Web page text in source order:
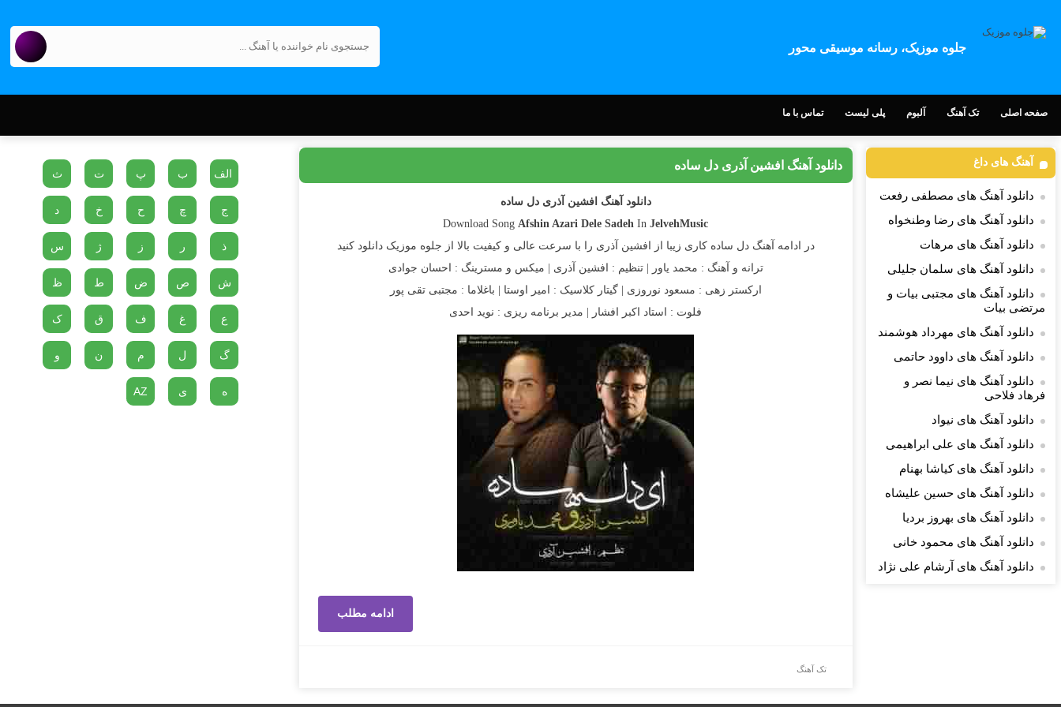
جلوه موزیک، رسانه موسیقی محور
صفحه اصلی تک آهنگ آلبوم پلی لیست تماس با ما
دانلود آهنگ افشین آذری دل ساده
دانلود آهنگ افشین آذری دل ساده
Download SongAfshin Azari Dele Sadeh InJelvehMusic
در ادامه آهنگ دل ساده کاری زیبا از افشین آذری را با سرعت عالی و کیفیت بالا از جلوه موزیک دانلود کنید
ترانه و آهنگ : محمد یاور | تنظیم : افشین آذری | میکس و مسترینگ : احسان جوادی
ارکستر زهی : مسعود نوروزی | گیتار کلاسیک : امیر اوستا | باغلاما : مجتبی تقی پور
فلوت : استاد اکبر افشار | مدیر برنامه ریزی : نوید احدی
ادامه مطلب
تک آهنگ
آهنگ های داغ
دانلود آهنگ های مصطفی رفعت
دانلود آهنگ های رضا وطنخواه
دانلود آهنگ های مرهات
دانلود آهنگ های سلمان جلیلی
دانلود آهنگ های مجتبی بیات و
مرتضی بیات
دانلود آهنگ های مهرداد هوشمند
دانلود آهنگ های داوود حاتمی
دانلود آهنگ های نیما نصر و
فرهاد فلاحی
دانلود آهنگ های نیواد
دانلود آهنگ های علی ابراهیمی
دانلود آهنگ های کیاشا بهنام
دانلود آهنگ های حسین علیشاه
دانلود آهنگ های بهروز بردیا
دانلود آهنگ های محمود خانی
دانلود آهنگ های آرشام علی نژاد
الف ب پ ت ث
ج چ ح خ د
ذ ر ز ژ س
ش ص ض ط ظ
ع غ ف ق ک
گ ل م ن و
ه ی AZ